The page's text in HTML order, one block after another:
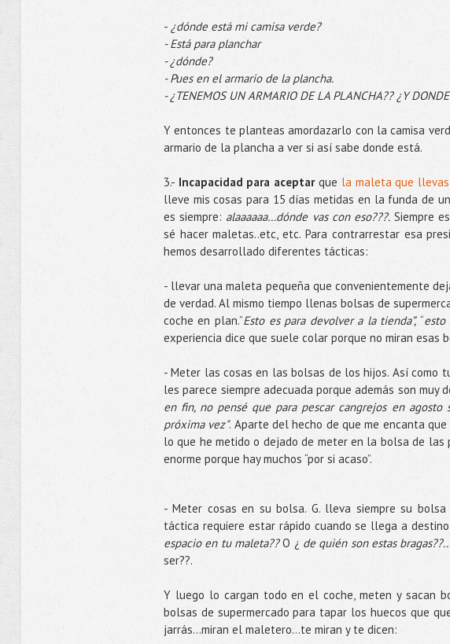
- ¿dónde está mi camisa verde?
- Está para planchar
- ¿dónde?
- Pues en el armario de la plancha.
- ¿TENEMOS UN ARMARIO DE LA PLANCHA?? ¿Y
Y entonces te planteas amordazarlo con la camisa
armario de la plancha a ver si así sabe donde está.
3.- Incapacidad para aceptarque la maleta que
lleve mis cosas para 15 días metidas en la funda de
es siempre: alaaaaaa…dónde vas con eso???. Siempre
sé hacer maletas..etc, etc. Para contrarrestar esa
hemos desarrollado diferentes tácticas:
- llevar una maleta pequeña que convenientemente
de verdad. Al mismo tiempo llenas bolsas de
coche en plan.”Esto es para devolver a la tienda”,“esto
experiencia dice que suele colar porque no miran esas
- Meter las cosas en las bolsas de los hijos. Así como
les parece siempre adecuada porque además son muy
en fin, no pensé que para pescar cangrejos en
próxima vez". Aparte del hecho de que me encanta
lo que he metido o dejado de meter en la bolsa de las
enorme porque hay muchos “por si acaso”.
- Meter cosas en su bolsa. G. lleva siempre su
táctica requiere estar rápido cuando se llega a
espacio en tu maleta??O ¿ de quién son estas
ser??.
Y luego lo cargan todo en el coche, meten y sacan
bolsas de supermercado para tapar los huecos que
jarrás…miran el maletero…te miran y te dicen: